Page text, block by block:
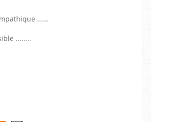
......
........